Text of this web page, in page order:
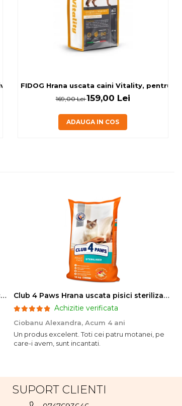
cu banane si miel, 0.15kg
FIDOG Hrana uscata caini Vitality, pentru
169,00 Lei159,00 Lei
ADAUGA IN COS
Club 4 Paws Sensitive Hrana uscata pisici adulte, 14kg
Club 4 Paws Hrana uscata pisici sterilizate, 14kg
Achizitie verificata
Ciobanu Alexandra, Acum 4 ani
Un produs excelent. Toti cei patru motanei, pe
care-i avem, sunt incantati.
SUPORT CLIENTI